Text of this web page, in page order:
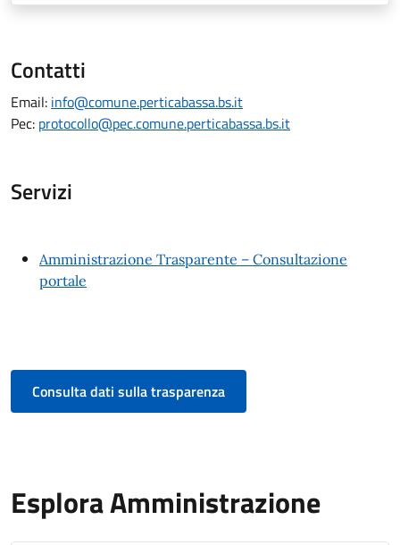
Contatti
Email: info@comune.perticabassa.bs.it
Pec: protocollo@pec.comune.perticabassa.bs.it
Servizi
Amministrazione Trasparente – Consultazione
portale
Consulta dati sulla trasparenza
Esplora Amministrazione